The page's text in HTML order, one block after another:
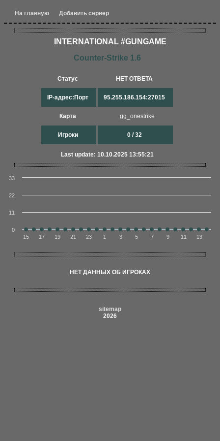
На главную Добавить сервер
INTERNATIONAL #GUNGAME
Counter-Strike 1.6
Статус
IP-адрес:Порт
Карта
Игроки
НЕТ ОТВЕТА
95.255.186.154:27015
gg_onestrike
0 / 32
Last update: 10.10.2025 13:55:21
15 17 19 21 23 1 3 5 7 9 11 13
0
11
22
33
НЕТ ДАННЫХ ОБ ИГРОКАХ
sitemap
2026